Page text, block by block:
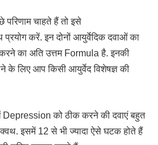
चाहते हैं तो इसे
करें. इन दोनों आयुर्वेदिक दवाओं का
का अति उत्तम Formula है. इनकी
के लिए आप किसी आयुर्वेद विशेषज्ञ की
Depression को ठीक करने की दवाएं बहुत
इसमें 12 से भी ज्यादा ऐसे घटक होते हैं